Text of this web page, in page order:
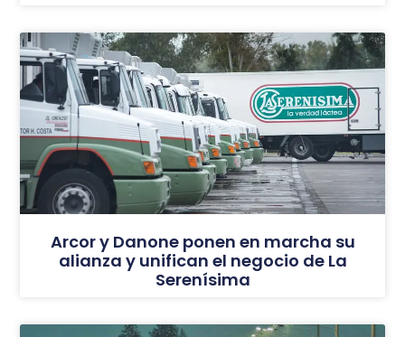
Arcor y Danone ponen en marcha su
alianza y unifican el negocio de La
Serenísima